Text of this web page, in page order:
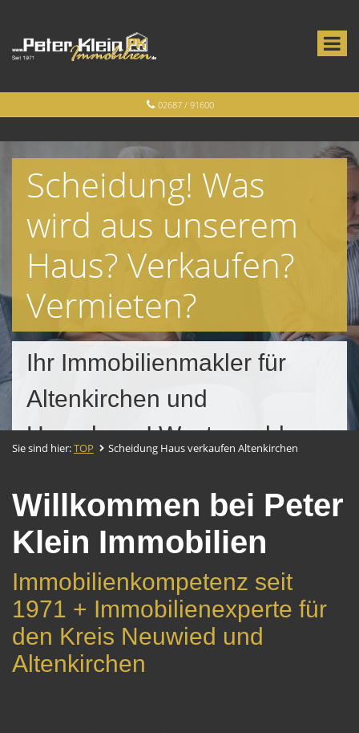
02687 / 91600
Scheidung! Was
wird aus unserem
Haus? Verkaufen?
Vermieten?
Ihr Immobilienmakler für
Altenkirchen und
Umgebung! Westerwald
Sie sind hier:TOP Scheidung Haus verkaufen Altenkirchen
Willkommen bei Peter
Klein Immobilien
Immobilienkompetenz seit
1971 + Immobilienexperte für
den Kreis Neuwied und
Altenkirchen